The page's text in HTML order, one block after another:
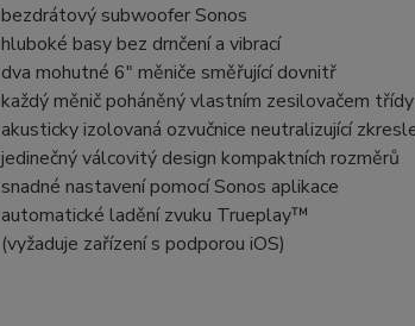
bezdrátový subwoofer Sonos
hluboké basy bez drnčení a vibrací
dva mohutné 6" měniče směřující dovnitř
každý měnič poháněný vlastním zesilovačem
akusticky izolovaná ozvučnice neutralizující
jedinečný válcovitý design kompaktních rozměrů
snadné nastavení pomocí Sonos aplikace
automatické ladění zvuku Trueplay™
(vyžaduje zařízení s podporou iOS)